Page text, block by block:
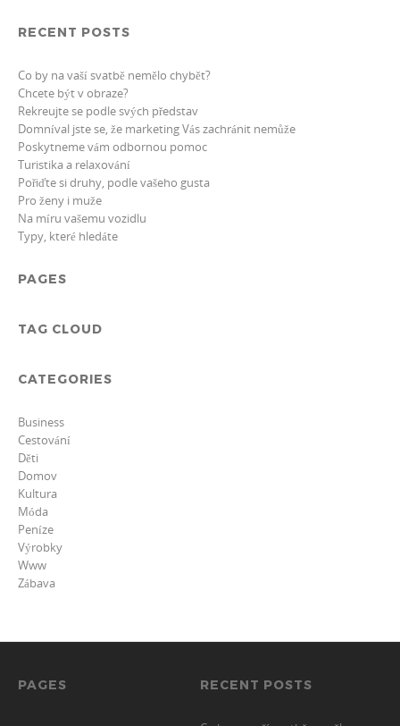
RECENT POSTS
Co by na vaší svatbě nemělo chybět?
Chcete být v obraze?
Rekreujte se podle svých představ
Domníval jste se, že marketing Vás zachránit nemůže
Poskytneme vám odbornou pomoc
Turistika a relaxování
Pořiďte si druhy, podle vašeho gusta
Pro ženy i muže
Na míru vašemu vozidlu
Typy, které hledáte
PAGES
TAG CLOUD
CATEGORIES
Business
Cestování
Děti
Domov
Kultura
Móda
Peníze
Výrobky
Www
Zábava
PAGES RECENT POSTS